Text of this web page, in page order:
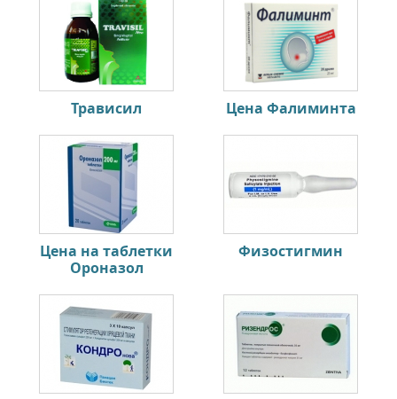
Трависил Цена Фалиминта
Цена на таблетки
Ороназол
Физостигмин